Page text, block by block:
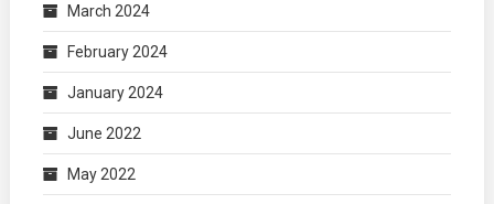
March 2024
February 2024
January 2024
June 2022
May 2022